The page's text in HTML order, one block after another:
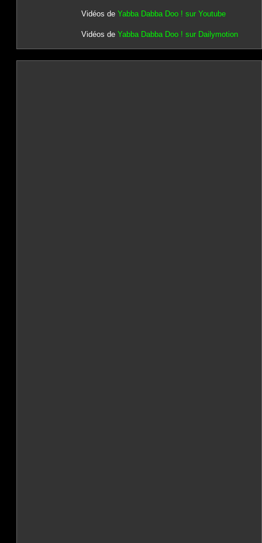
Vidéos de Yabba Dabba Doo ! sur Youtube
Vidéos de Yabba Dabba Doo ! sur Dailymotion